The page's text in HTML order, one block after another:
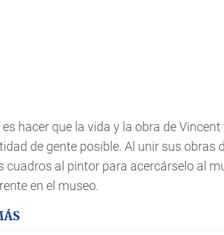
es hacer que la vida y la obra de
de gente posible. Al unir sus obras
cuadros al pintor para acercárselo al
en el museo.